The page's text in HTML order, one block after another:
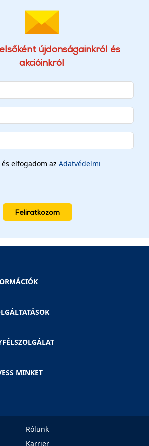
újdonságainkról és
akcióinkról
elfogadom az Adatvédelmi
Feliratkozom
MINKET
Rólunk
Karrier